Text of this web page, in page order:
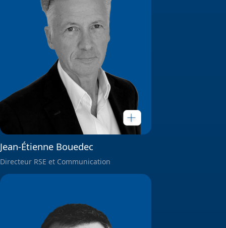
Jean-Étienne Bouedec
Directeur RSE et Communication